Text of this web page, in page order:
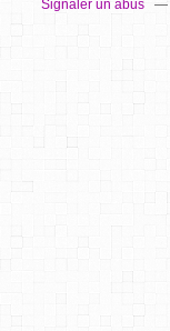
Signaler un abus